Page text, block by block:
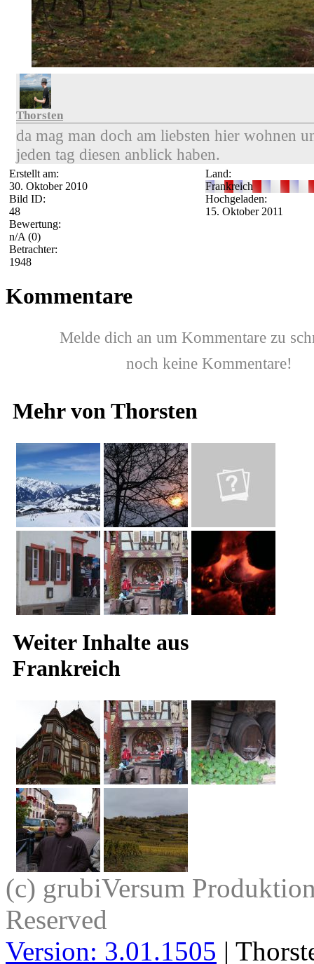
Thorsten
da mag man doch am liebsten hier wohnen
jeden tag diesen anblick haben.
Erstellt am:
30. Oktober 2010
Bild ID:
48
Bewertung:
n/A (0)
Betrachter:
1948
Land:
Frankreich
Hochgeladen:
15. Oktober 2011
Kommentare
Melde dich an um Kommentare zu
noch keine Kommentare!
Mehr von Thorsten
Weiter Inhalte aus
Frankreich
(c) grubiVersum
Reserved
Version: 3.01.1505 |